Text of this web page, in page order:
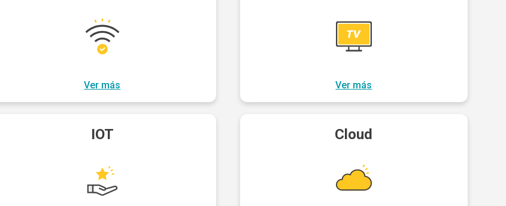
Ver más Ver más
IOT Cloud